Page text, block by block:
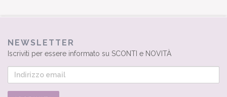
NEWSLETTER
Iscriviti per essere informato su SCONTI e NOVITÀ